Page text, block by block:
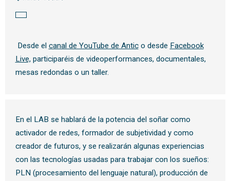
Desde el canal de YouTube de Antico desde Facebook
Live, participaréis de videoperformances, documentales,
mesas redondas o un taller.
En el LAB se hablará de la potencia del soñar como
activador de redes, formador de subjetividad y como
creador de futuros, y se realizarán algunas experiencias
con las tecnologías usadas para trabajar con los sueños:
PLN (procesamiento del lenguaje natural), producción de